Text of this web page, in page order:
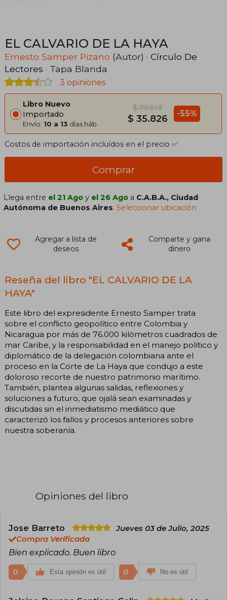
EL CALVARIO DE LA HAYA
Ernesto Samper Pizano (Autor) · Círculo De
Lectores · Tapa Blanda
3 opiniones
Libro Nuevo
Importado
Envío: 10 a 13 días háb.
$ 79.613
$ 35.826 -55%
Costos de importación incluídos en el precio ✅
Comprar
Llega entre el 21 Ago y el 26 Ago a C.A.B.A., Ciudad
Autónoma de Buenos Aires.Seleccionar ubicación
Agregar a lista de
deseos
Comparte y gana
dinero
Reseña del libro "EL CALVARIO DE LA
HAYA"
Este libro del expresidente Ernesto Samper trata
sobre el conflicto geopolítico entre Colombia y
Nicaragua por más de 76.000 kilómetros cuadrados de
mar Caribe, y la responsabilidad en el manejo político y
diplomático de la delegación colombiana ante el
proceso en la Corte de La Haya que condujo a este
doloroso recorte de nuestro patrimonio marítimo.
También, plantea algunas salidas, reflexiones y
soluciones a futuro, que ojalá sean examinadas y
discutidas sin el inmediatismo mediático que
caracterizó los fallos y procesos anteriores sobre
nuestra soberanía.
Opiniones del libro
Jose Barreto
Jueves 03 de Julio, 2025
Compra Verificada
Bien explicado. Buen libro
0 Esta opinión es útil 0 No es útil